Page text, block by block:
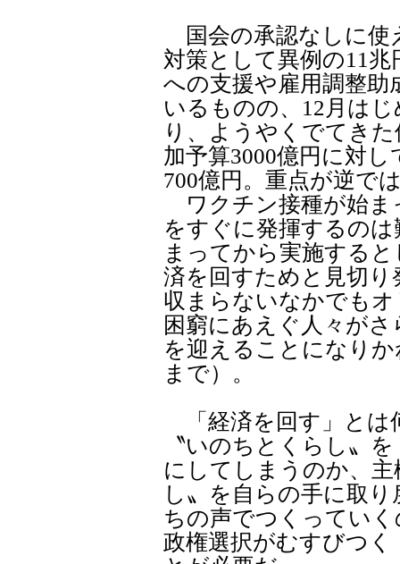
国会の承認なしに使
対策として異例の11
への支援や雇用調整助
いるものの、12月は
り、ようやくでてき
加予算3000億円に対
700億円。重点が逆で
ワクチン接種が始ま
をすぐに発揮するの
まってから実施する
済を回すためと見切
収まらないなかでも
困窮にあえぐ人々が
を迎えることになり
まで）。
「経済を回す」とは
〝いのちとくらし〟
にしてしまうのか、
し〟を自らの手に取
ちの声でつくってい
政権選択がむすびつ